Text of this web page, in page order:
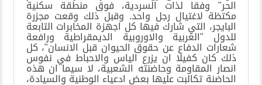
الحر" وفقا لذات السردية، فوق منطقة سكنية
مكتظة لاغتيال رجل واحد. وقبل ذلك وقعت مجزرة
البايجر، التي شارك فيها كل اجهزة المخابرات التابعة
للدول "الغربية والاوروبية الديمقراطية ورافعة
شعارات الدفاع عن حقوق الحيوان قبل الانسان"، كل
ذلك كان كفيلا ان يزرع الياس والاحباط في نفوس
انصار المقاومة وحاضنته الشعبية، لا سيما ان هذه
الحاضنة تكالبت عليها بعض ادعياء الوطنية والسيادة،